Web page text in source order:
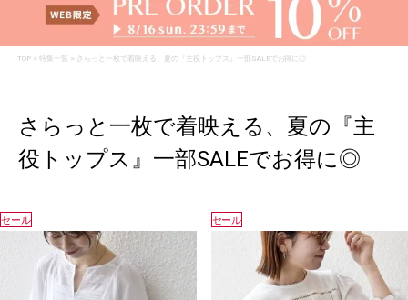
TOP> 特集一覧 > さらっと一枚で着映える、夏の『主役トップス』一部SALEでお得に◎
さらっと一枚で着映える、夏の『主
役トップス』一部SALEでお得に◎
セール セール